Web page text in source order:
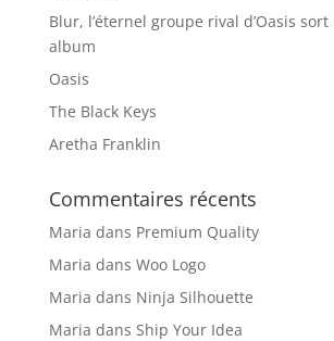
Blur, l’éternel groupe rival d’Oasis
album
Oasis
The Black Keys
Aretha Franklin
Commentaires récents
Maria dans Premium Quality
Maria dans Woo Logo
Maria dans Ninja Silhouette
Maria dans Ship Your Idea